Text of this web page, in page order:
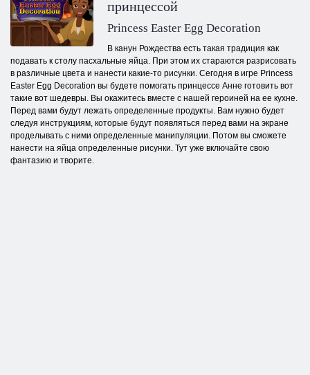
принцессой
Princess Easter Egg Decoration
В канун Рождества есть такая традиция как
подавать к столу пасхальные яйца. При этом их стараются разрисовать
в различные цвета и нанести какие-то рисунки. Сегодня в игре Princess
Easter Egg Decoration вы будете помогать принцессе Анне готовить вот
такие вот шедевры. Вы окажитесь вместе с нашей героиней на ее кухне.
Перед вами будут лежать определенные продукты. Вам нужно будет
следуя инструкциям, которые будут появляться перед вами на экране
проделывать с ними определенные манипуляции. Потом вы сможете
нанести на яйца определенные рисунки. Тут уже включайте свою
фантазию и творите.